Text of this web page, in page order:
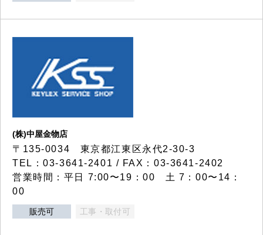
(株)中屋金物店
〒135-0034 東京都江東区永代2-30-3
TEL：03-3641-2401 / FAX：03-3641-2402
営業時間：平日 7:00〜19：00 土 7：00〜14：
00
販売可 工事・取付可